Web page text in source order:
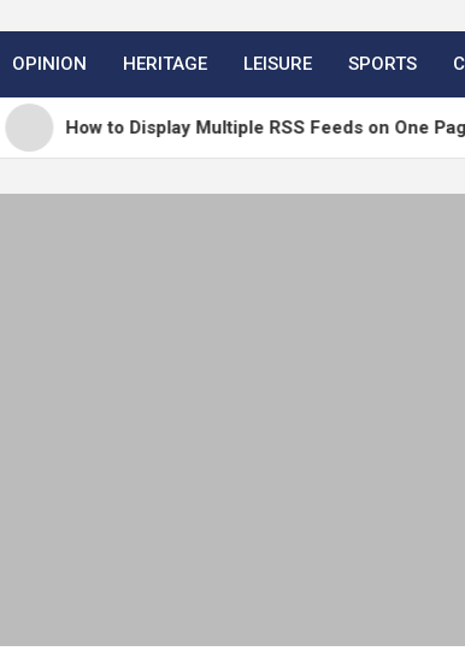
OPINION HERITAGE LEISURE SPORTS
Display Multiple RSS Feeds on One Page in